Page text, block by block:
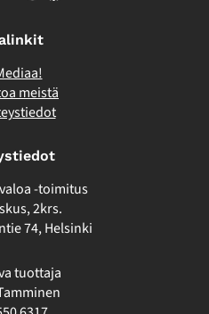
meistä
-toimitus
2krs.
74, Helsinki
tuottaja